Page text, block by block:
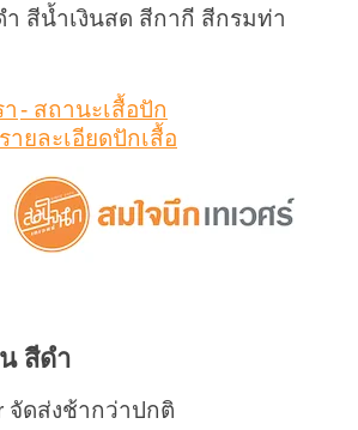
ำ สีน้ำเงินสด สีกากี สีกรมท่า
- สถานะเสื้อปัก
ายละเอียดปักเสื้อ
สีดำ
จัดส่งช้ากว่าปกติ